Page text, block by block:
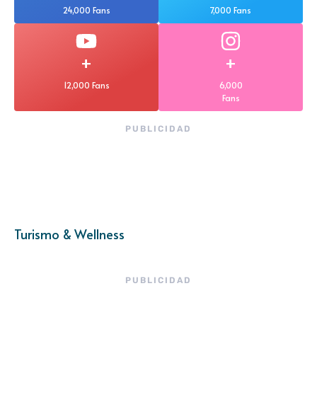
24,000 Fans 7,000 Fans
+
12,000 Fans
+
6,000
Fans
PUBLICIDAD
Turismo & Wellness
PUBLICIDAD